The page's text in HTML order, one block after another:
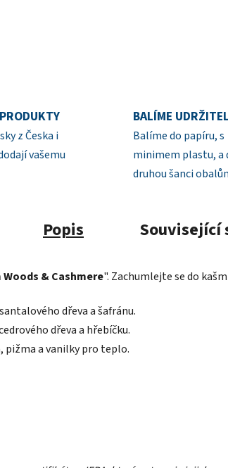
z Česka i
vašemu
BALÍME
Balíme do papíru, s
minimem plastu, a
druhou šanci
Popis Související
Woods & Cashmere". Zachumlejte se do
santalového dřeva a šafránu.
dřeva a hřebíčku.
pižma a vanilky pro teplo.